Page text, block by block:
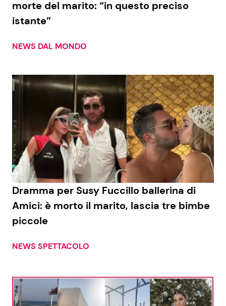
Info
Disclaimer e Privacy
Redazione
Contattaci
Pubblicità
Privacy Policy
morte del marito: “in questo preciso
istante”
NEWS DAL MONDO
Dramma per Susy Fuccillo ballerina di
Amici: è morto il marito, lascia tre bimbe
piccole
NEWS SPETTACOLO